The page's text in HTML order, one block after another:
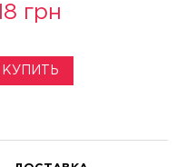
грн
КУПИТЬ